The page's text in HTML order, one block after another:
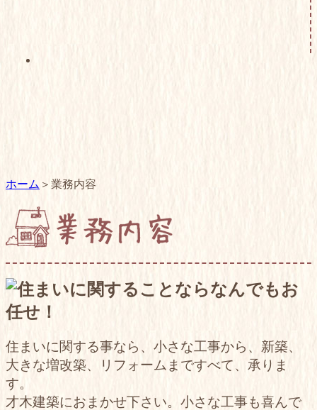
ホーム 業務内容
住まいに関する事なら、小さな工事から、新築、
大きな増改築、リフォームまですべて、承りま
す。
才木建築におまかせ下さい。小さな工事も喜んで